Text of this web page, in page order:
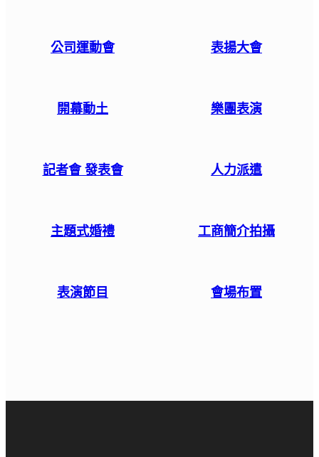
公司運動會 表揚大會
開幕動土 樂團表演
記者會 發表會 人力派遣
主題式婚禮 工商簡介拍攝
表演節目 會場布置